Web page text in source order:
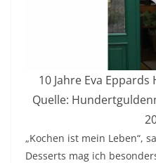
10 Jahre Eva
Quelle:
„Kochen ist mein Leben“,
Desserts mag ich